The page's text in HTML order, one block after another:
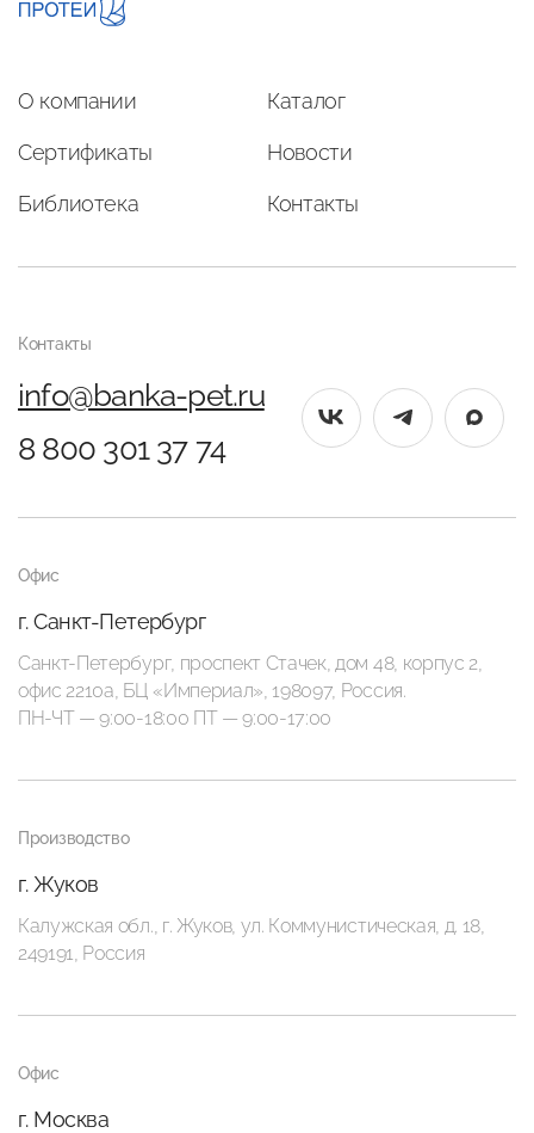
О компании Каталог
Сертификаты Новости
Библиотека Контакты
Контакты
info@banka-pet.ru
8 800 301 37 74
Офис
г. Санкт-Петербург
Санкт-Петербург, проспект Стачек, дом 48, корпус 2,
офис 2210а, БЦ «Империал», 198097, Россия.
ПН-ЧТ — 9:00-18:00 ПТ — 9:00-17:00
Производство
г. Жуков
Калужская обл., г. Жуков, ул. Коммунистическая, д. 18,
249191, Россия
Офис
г. Москва